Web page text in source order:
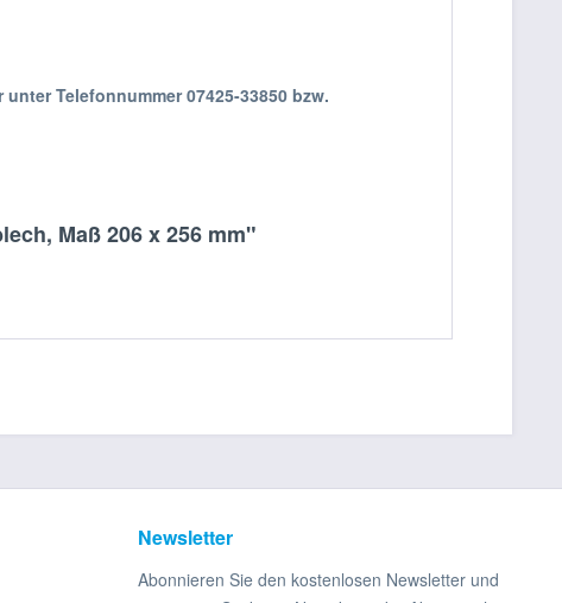
Telefonnummer 07425-33850 bzw.
Maß 206 x 256 mm"
Newsletter
Abonnieren Sie den kostenlosen Newsletter und